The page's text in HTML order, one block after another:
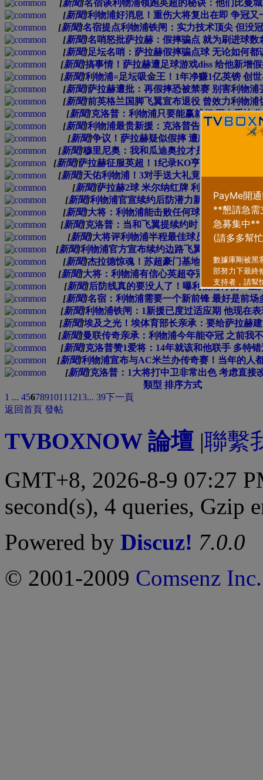
[新聞]名宿谈利物浦领跑英超的秘诀：他们比曼
[新聞]利物浦好消息！重伤大将复出在即 争冠又
[新聞]名宿提点利物浦铁闸：实力技术顶尖 但没
[新聞]名哨怒批萨拉赫：假摔骗点 就为刷进球数
[新聞]足坛名哨：萨拉赫假摔骗点球 无论如何都
[新聞]搞事情！萨拉赫遭足球游戏diss 给他新增
[新聞]利物浦=足坛吸金王！1年净赚1亿英镑 创
[新聞]萨拉赫遭批：再假摔恐被禁赛 别害利物浦
[新聞]前英格兰国脚飞翼宣布退役 曾效力利物浦
[新聞]克洛普：利物浦只要能赢就行 不在乎比
[新聞]利物浦最贵新援：克洛普告诉我 好东西都
[新聞]争议！萨拉赫疑似假摔 遭怒批：正毁自
[新聞]穆里尼奥：我和瓜迪奥拉才是赢家 克洛普
[新聞]萨拉赫征服英超！1纪录KO亨利阿圭罗 真世
[新聞]天佑利物浦！3对手送大礼竟多收5分 看得
[新聞]萨拉赫2球 米尔纳红牌 利物浦4-3逆转胜
[新聞]利物浦官宣续约后防潜力新星 新合同5年
[新聞]大将：利物浦能击败任何球队 但状态难免
[新聞]克洛普：当和飞翼提续约时 他1秒没犹豫
[新聞]大将评利物浦半程最佳球员 当选的并非
[新聞]利物浦官方宣布续约边路飞翼 5年合同留住
[新聞]杰拉德惊魂！苏超豪门基地发生火灾 无人
[新聞]大将：利物浦有信心英超夺冠 不会关键时
[新聞]后防线真的要没人了！曝利物浦再伤一主
[新聞]名宿：利物浦需要一个新前锋 最好是前场
[新聞]利物浦铁闸：1新援已度过适应期 他现在
[新聞]埃及之光！埃体育部长亲承：要给萨拉赫
[新聞]曼联传奇亲承：利物浦今年能夺冠 之前我
[新聞]克洛普赞1爱将：14年就该和他联手 多特
[新聞]利物浦宣布与AC米兰办传奇赛！当年的人
[新聞]克洛普：1大将打中卫非常出色 考虑直接
類型 排序方式
1 ... 4567891011 1213... 39下一頁
返回首頁 發帖
TVBOXNOW 論壇 |聯繫
GMT+8, 2026-8-9 07:27
second(s), 4 queries, Gzip
Powered by Discuz! 7.0.0
© 2001-2009 Comsenz Inc.